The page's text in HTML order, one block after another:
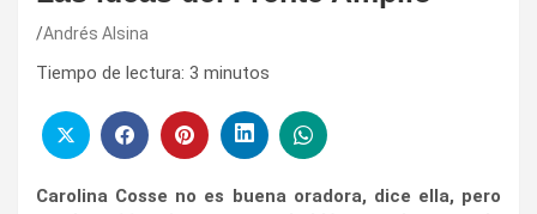
Andrés Alsina
Tiempo de lectura: 3 minutos
Carolina Cosse no es buena oradora, dice ella, pero